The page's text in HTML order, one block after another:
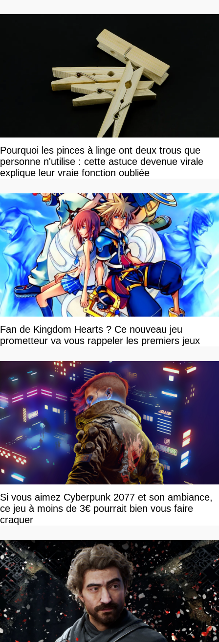
Pourquoi les pinces à linge ont deux trous que
personne n'utilise : cette astuce devenue virale
explique leur vraie fonction oubliée
Fan de Kingdom Hearts ? Ce nouveau jeu
prometteur va vous rappeler les premiers jeux
Si vous aimez Cyberpunk 2077 et son ambiance,
ce jeu à moins de 3€ pourrait bien vous faire
craquer